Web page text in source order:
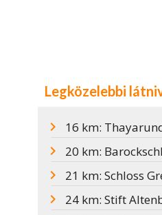
Legközelebbi
16 km:
20 km:
21 km: Schloss
24 km: Stift